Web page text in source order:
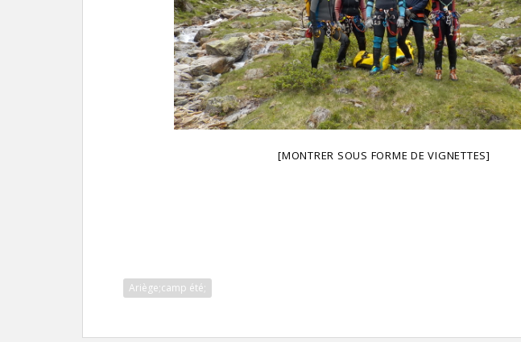
[MONTRER SOUS FORME DE VIGNETTES]
Ariège;camp été;